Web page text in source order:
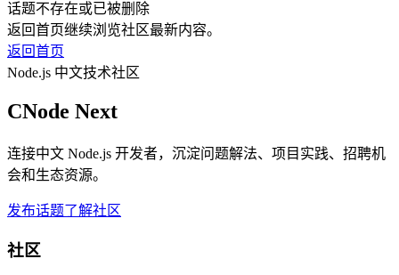
话题不存在或已被删除
返回首页继续浏览社区最新内容。
返回首页
Node.js 中文技术社区
CNode Next
连接中文 Node.js 开发者，沉淀问题解法、项目实践、招聘机
会和生态资源。
发布话题了解社区
社区